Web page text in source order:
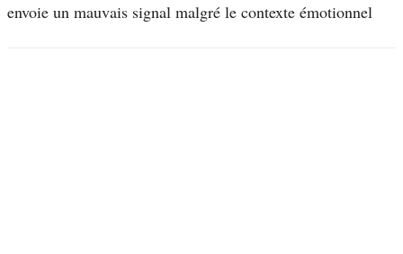
envoie un mauvais signal malgré le contexte émotionnel